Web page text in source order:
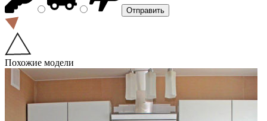
Похожие модели